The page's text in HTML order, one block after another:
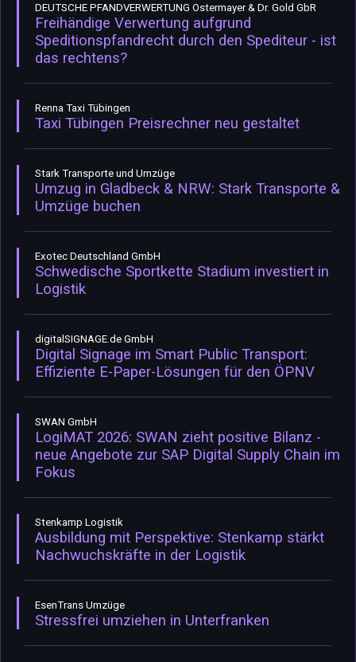
DEUTSCHE PFANDVERWERTUNG Ostermayer & Dr. Gold GbR
Freihändige Verwertung aufgrund
Speditionspfandrecht durch den Spediteur - ist
das rechtens?
Renna Taxi Tübingen
Taxi Tübingen Preisrechner neu gestaltet
Stark Transporte und Umzüge
Umzug in Gladbeck & NRW: Stark Transporte &
Umzüge buchen
Exotec Deutschland GmbH
Schwedische Sportkette Stadium investiert in
Logistik
digitalSIGNAGE.de GmbH
Digital Signage im Smart Public Transport:
Effiziente E-Paper-Lösungen für den ÖPNV
SWAN GmbH
LogiMAT 2026: SWAN zieht positive Bilanz -
neue Angebote zur SAP Digital Supply Chain im
Fokus
Stenkamp Logistik
Ausbildung mit Perspektive: Stenkamp stärkt
Nachwuchskräfte in der Logistik
EsenTrans Umzüge
Stressfrei umziehen in Unterfranken